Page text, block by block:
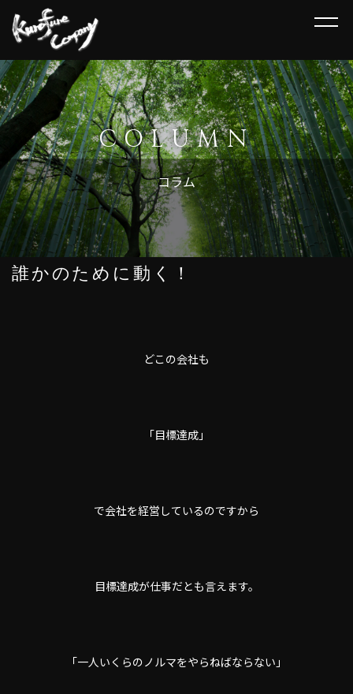
HOME
講演について
講演会情報
その他
お客様の声
新着情報
COLUMN
コラム
誰かのために動く！
どこの会社も
「目標達成」
で会社を経営しているのですから
目標達成が仕事だとも言えます。
「一人いくらのノルマをやらねばならない」